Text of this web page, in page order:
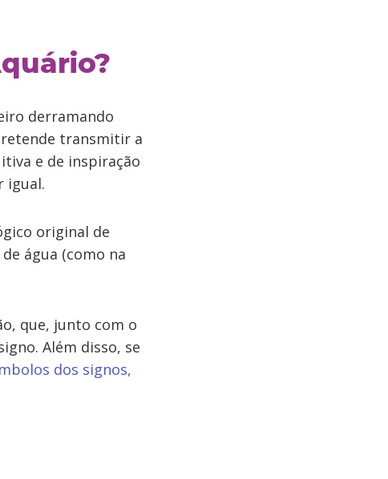
derramando
transmitir a
e de inspiração
igual.
original de
água (como na
que, junto com o
Além disso, se
dos signos,